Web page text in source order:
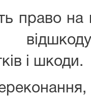
право на
і шкоди.